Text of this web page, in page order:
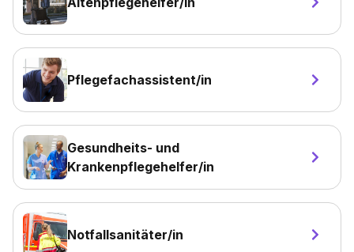
Pflegefachassistent/in
Gesundheits- und
Krankenpflegehelfer/in
Notfallsanitäter/in